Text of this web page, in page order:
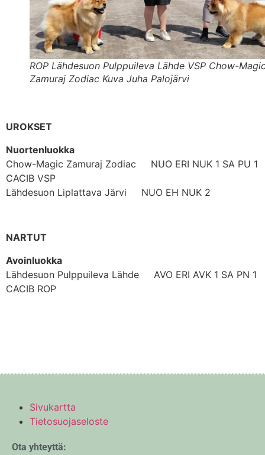
ROP Lähdesuon Pulppuileva Lähde VSP Chow-
Zamuraj Zodiac Kuva Juha Palojärvi
UROKSET
Nuortenluokka
Chow-Magic Zamuraj Zodiac NUO ERI NUK 1 SA PU 1
CACIB VSP
Lähdesuon Liplattava Järvi NUO EH NUK 2
NARTUT
Avoinluokka
Lähdesuon Pulppuileva Lähde AVO ERI AVK 1 SA PN 1
CACIB ROP
Sivukartta
Tietosuojaseloste
Ota yhteyttä: